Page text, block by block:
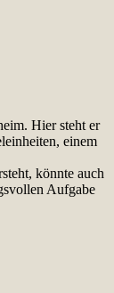
Hier steht er
einem
könnte auch
Aufgabe